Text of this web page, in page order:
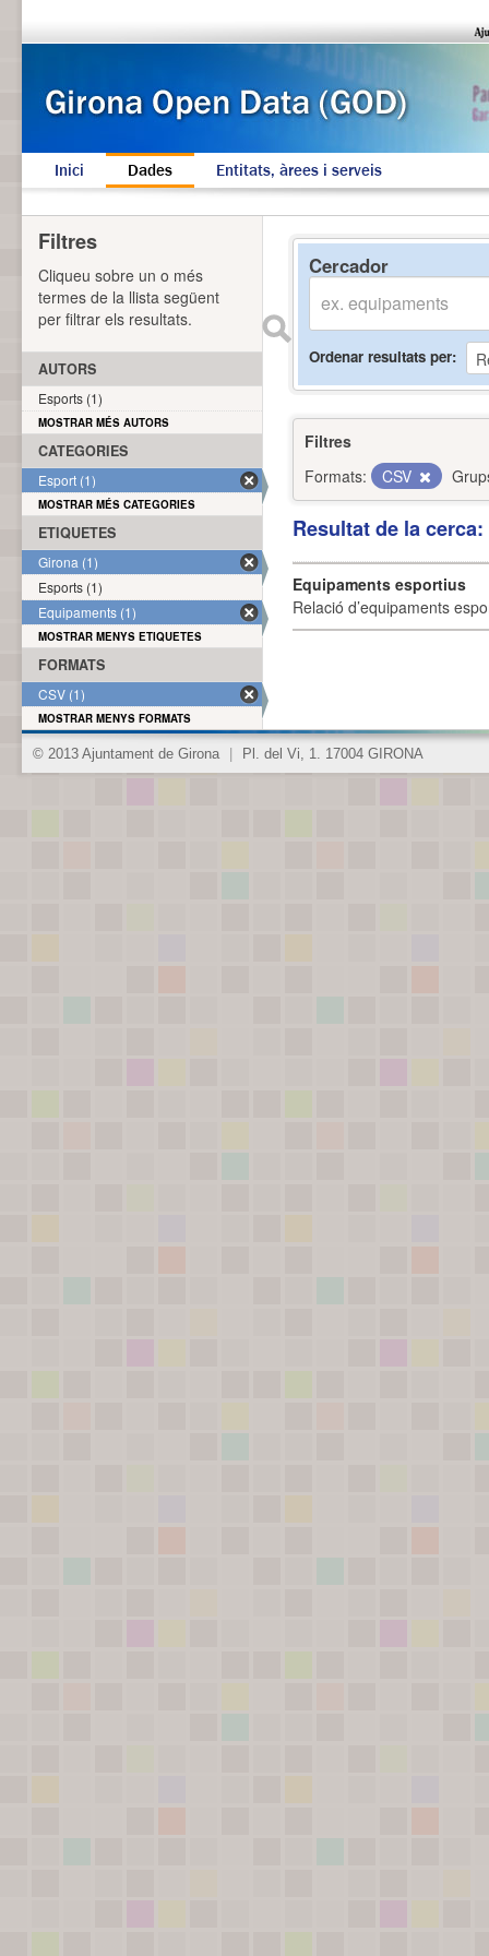
Inici Dades Entitats, àrees i serveis
Cercador
Ordenar resultats per
Filtres
Formats:
CSV
Resultat de la
Equipaments esportius
Relació d’equipaments
Filtres
Cliqueu sobre un o més
termes de la llista següent
per filtrar els resultats.
AUTORS
Esports (1)
MOSTRAR MÉS AUTORS
CATEGORIES
Esport (1)
MOSTRAR MÉS CATEGORIES
ETIQUETES
Girona (1)
Esports (1)
Equipaments (1)
MOSTRAR MENYS ETIQUETES
FORMATS
CSV (1)
MOSTRAR MENYS FORMATS
© 2013 Ajuntament de Girona Pl. del Vi, 1. 17004 GIRONA